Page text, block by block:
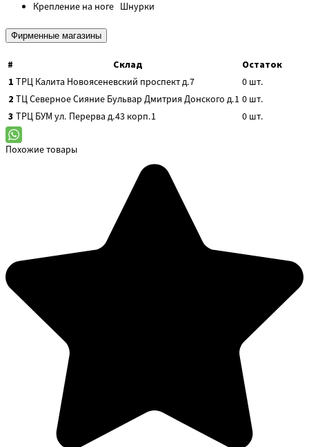
Крепление на ноге Шнурки
Фирменные магазины
# Склад
Остаток
1 ТРЦ Калита Новоясеневский проспект д.7 0 шт.
2 ТЦ Северное Сияние Бульвар Дмитрия Донского д.1 0 шт.
3 ТРЦ БУМ ул. Перерва д.43 корп.1 0 шт.
Похожие товары